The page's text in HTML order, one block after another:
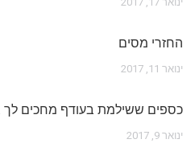
החזרי מסים
ינואר 11, 2017
כספים ששילמת בעודף מחכים
ינואר 9, 2017